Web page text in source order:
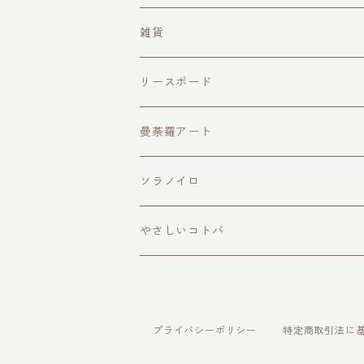
絵馬型
ハガキサイズ
ドアプレートサイズ
黒板ボード
雑貨
トートバッグ
リースボード
季節のイベント
春のリース
夏のリース
冬のリース
曼荼羅アート
MANDARAmini
ソラノイロ
やさしいコトバ
プライバシーポリシー 特定商取引法に